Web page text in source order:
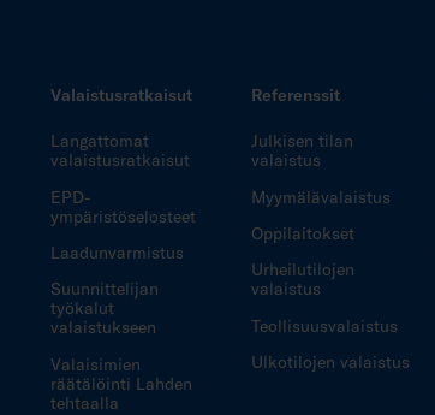
Valaistusratkaisut
Langattomat
valaistusratkaisut
EPD-
ympäristöselosteet
Laadunvarmistus
Suunnittelijan
työkalut
valaistukseen
Valaisimien
räätälöinti Lahden
tehtaalla
Referenssit
Julkisen tilan
valaistus
Myymälävalaistus
Oppilaitokset
Urheilutilojen
valaistus
Teollisuusvalaistus
Ulkotilojen valaistus